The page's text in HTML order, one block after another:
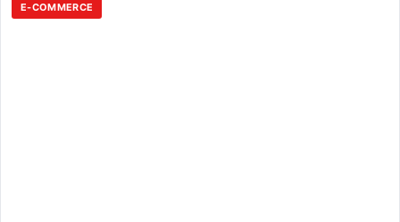
E-COMMERCE